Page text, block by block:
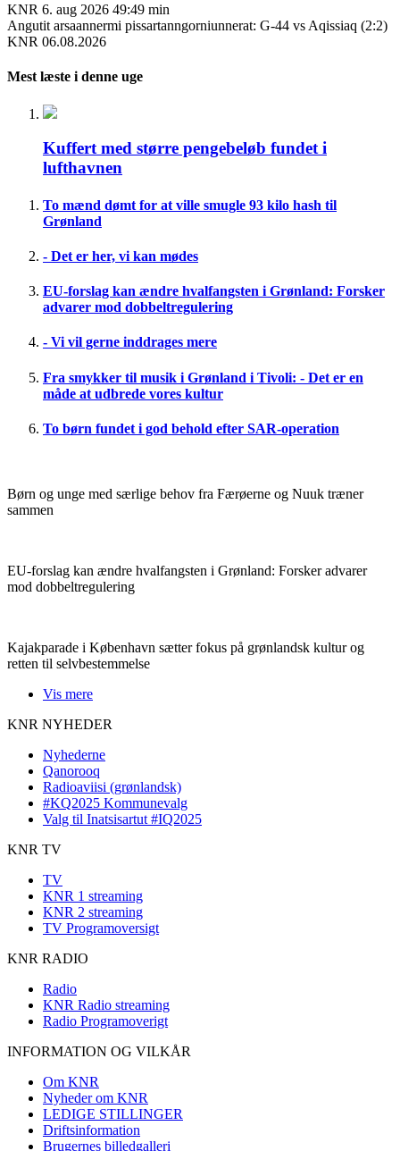
KNR 6. aug 2026 49:49 min
Angutit arsaannermi pissartanngorniunnerat: G-44 vs Aqissiaq (2:2)
KNR 06.08.2026
Mest læste i denne uge
Kuffert med større pengebeløb fundet i
lufthavnen
To mænd dømt for at ville smugle 93 kilo hash til
Grønland
- Det er her, vi kan mødes
EU-forslag kan ændre hvalfangsten i Grønland: Forsker
advarer mod dobbeltregulering
- Vi vil gerne inddrages mere
Fra smykker til musik i Grønland i Tivoli: - Det er en
måde at udbrede vores kultur
To børn fundet i god behold efter SAR-operation
Børn og unge med særlige behov fra Færøerne og Nuuk træner
sammen
EU-forslag kan ændre hvalfangsten i Grønland: Forsker advarer
mod dobbeltregulering
Kajakparade i København sætter fokus på grønlandsk kultur og
retten til selvbestemmelse
Vis mere
KNR NYHEDER
Nyhederne
Qanorooq
Radioaviisi (grønlandsk)
#KQ2025 Kommunevalg
Valg til Inatsisartut #IQ2025
KNR TV
TV
KNR 1 streaming
KNR 2 streaming
TV Programoversigt
KNR RADIO
Radio
KNR Radio streaming
Radio Programoverigt
INFORMATION OG VILKÅR
Om KNR
Nyheder om KNR
LEDIGE STILLINGER
Driftsinformation
Brugernes billedgalleri